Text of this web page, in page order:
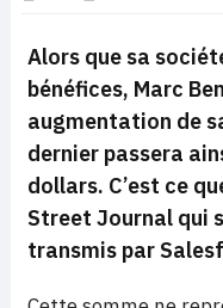
Alors que sa
bénéfices, Marc
augmentation de
dernier passera
dollars. C’est ce
Street Journal qui
transmis par